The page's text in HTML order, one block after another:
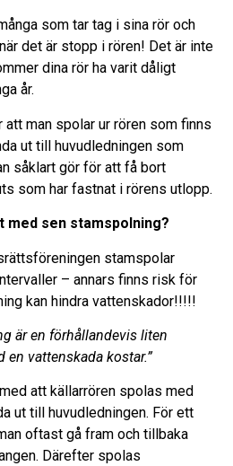
som tar tag i sina rör och
det är stopp i rören! Det är inte
dina rör ha varit dåligt
år.
att man spolar ur rören som finns
ut till huvudledningen som
såklart gör för att få bort
som har fastnat i rörens utlopp.
sen stamspolning?
stamspolar
– annars finns risk för
kan hindra vattenskador!!!!!
är en förhållandevis liten
vattenskada kostar.”
att källarrören spolas med
ut till huvudledningen. För ett
oftast gå fram och tillbaka
Därefter spolas